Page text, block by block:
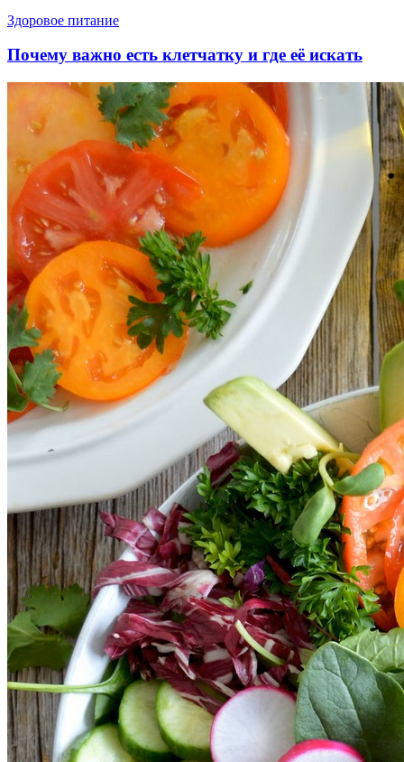
Здоровое питание
Почему важно есть клетчатку и где её искать